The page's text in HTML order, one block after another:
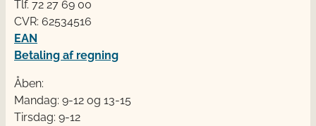
Tlf. 72 2​​​7 69 00
CVR: 62534516
EAN
Betaling af regning
Åben:
Mandag: 9-12 og 13-15
Tirsdag: 9-12